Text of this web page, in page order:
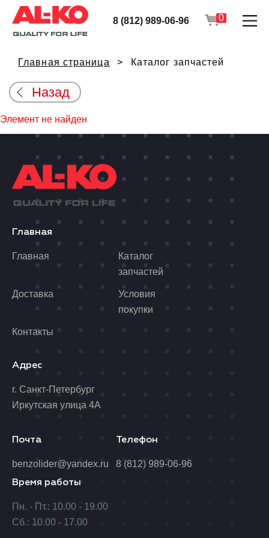
8 (812) 989-06-96 0
Главная страница Каталог запчастей
Назад
Элемент не найден
Главная
Главная
Каталог
запчастей
Доставка
Условия
покупки
Контакты
Адрес
г. Санкт-Петербург
Иркутская улица 4А
Время работы
Пн. - Пт.: 10.00 - 19.00
Сб.: 10.00 - 17.00
Почта
benzolider@yandex.ru
Телефон
8 (812) 989-06-96